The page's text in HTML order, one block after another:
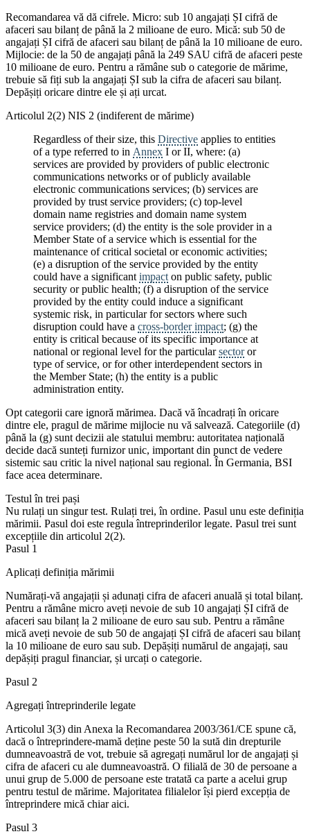
Recomandarea vă dă cifrele. Micro: sub 10 angajați ȘI cifră de
afaceri sau bilanț de până la 2 milioane de euro. Mică: sub 50 de
angajați ȘI cifră de afaceri sau bilanț de până la 10 milioane de euro.
Mijlocie: de la 50 de angajați până la 249 SAU cifră de afaceri peste
10 milioane de euro. Pentru a rămâne sub o categorie de mărime,
trebuie să fiți sub la angajați ȘI sub la cifra de afaceri sau bilanț.
Depășiți oricare dintre ele și ați urcat.
Articolul 2(2) NIS 2 (indiferent de mărime)
Regardless of their size, this Directive applies to entities
of a type referred to in Annex I or II, where: (a)
services are provided by providers of public electronic
communications networks or of publicly available
electronic communications services; (b) services are
provided by trust service providers; (c) top-level
domain name registries and domain name system
service providers; (d) the entity is the sole provider in a
Member State of a service which is essential for the
maintenance of critical societal or economic activities;
(e) a disruption of the service provided by the entity
could have a significant impact on public safety, public
security or public health; (f) a disruption of the service
provided by the entity could induce a significant
systemic risk, in particular for sectors where such
disruption could have a cross-border impact; (g) the
entity is critical because of its specific importance at
national or regional level for the particularsectoror
type of service, or for other interdependent sectors in
the Member State; (h) the entity is a public
administration entity.
Opt categorii care ignoră mărimea. Dacă vă încadrați în oricare
dintre ele, pragul de mărime mijlocie nu vă salvează. Categoriile (d)
până la (g) sunt decizii ale statului membru: autoritatea națională
decide dacă sunteți furnizor unic, important din punct de vedere
sistemic sau critic la nivel național sau regional. În Germania, BSI
face acea determinare.
Testul în trei pași
Nu rulați un singur test. Rulați trei, în ordine. Pasul unu este definiția
mărimii. Pasul doi este regula întreprinderilor legate. Pasul trei sunt
excepțiile din articolul 2(2).
Pasul 1
Aplicați definiția mărimii
Numărați-vă angajații și adunați cifra de afaceri anuală și total bilanț.
Pentru a rămâne micro aveți nevoie de sub 10 angajați ȘI cifră de
afaceri sau bilanț la 2 milioane de euro sau sub. Pentru a rămâne
mică aveți nevoie de sub 50 de angajați ȘI cifră de afaceri sau bilanț
la 10 milioane de euro sau sub. Depășiți numărul de angajați, sau
depășiți pragul financiar, și urcați o categorie.
Pasul 2
Agregați întreprinderile legate
Articolul 3(3) din Anexa la Recomandarea 2003/361/CE spune că,
dacă o întreprindere-mamă deține peste 50 la sută din drepturile
dumneavoastră de vot, trebuie să agregați numărul lor de angajați și
cifra de afaceri cu ale dumneavoastră. O filială de 30 de persoane a
unui grup de 5.000 de persoane este tratată ca parte a acelui grup
pentru testul de mărime. Majoritatea filialelor își pierd excepția de
întreprindere mică chiar aici.
Pasul 3